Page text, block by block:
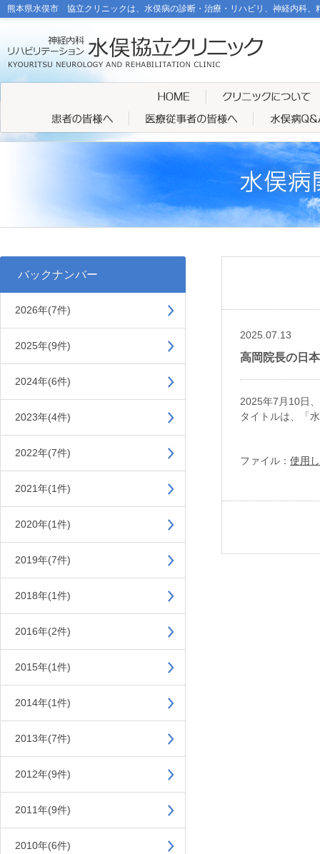
熊本県水俣市 協立クリニックは、水俣病の診断・治療・リハビリ、神経内科、
バックナンバー
2026年(7件)
2025年(9件)
2024年(6件)
2023年(4件)
2022年(7件)
2021年(1件)
2020年(1件)
2019年(7件)
2018年(1件)
2016年(2件)
2015年(1件)
2014年(1件)
2013年(7件)
2012年(9件)
2011年(9件)
2010年(6件)
2025.07.13
高岡院長の日
2025年7月10日
タイトルは、「
ファイル： 使用